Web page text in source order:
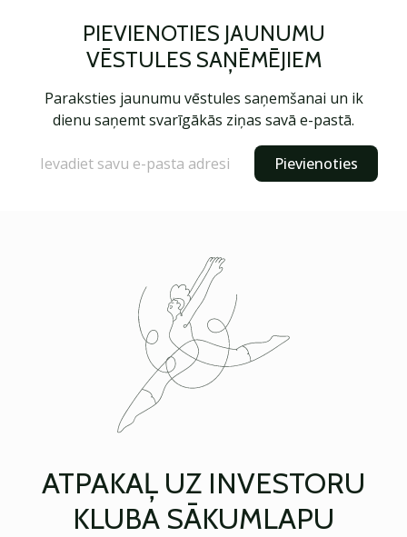
PIEVIENOTIES JAUNUMU
VĒSTULES SAŅĒMĒJIEM
Paraksties jaunumu vēstules saņemšanai un ik
dienu saņemt svarīgākās ziņas savā e-pastā.
Pievienoties
ATPAKAĻ UZ INVESTORU
KLUBA SĀKUMLAPU